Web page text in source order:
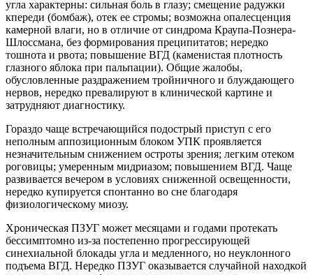
угла характерны: сильная боль в глазу; смещение радужки
кпереди (бомбаж), отек ее стромы; возможна опалесценция
камерной влаги, но в отличие от синдрома Краупа-Познера-
Шлоссмана, без формирования преципитатов; нередко
тошнота и рвота; повышение ВГД (каменистая плотность
глазного яблока при пальпации). Общие жалобы,
обусловленные раздражением тройничного и блуждающего
нервов, нередко превалируют в клинической картине и
затрудняют диагностику.
Гораздо чаще встречающийся подострый приступ с его
неполным аппозиционным блоком УПК проявляется
незначительным снижением остроты зрения; легким отеком
роговицы; умеренным мидриазом; повышением ВГД. Чаще
развивается вечером в условиях сниженной освещенности,
нередко купируется спонтанно во сне благодаря
физиологическому миозу.
Хроническая ПЗУГ может месяцами и годами протекать
бессимптомно из-за постепенно прогрессирующей
синехиальной блокады угла и медленного, но неуклонного
подъема ВГД. Нередко ПЗУГ оказывается случайной находкой